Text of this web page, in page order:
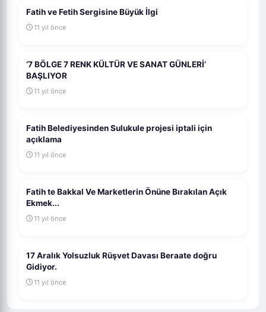
Fatih ve Fetih Sergisine Büyük İlgi
11 yıl önce
‘7 BÖLGE 7 RENK KÜLTÜR VE SANAT GÜNLERİ’
BAŞLIYOR
11 yıl önce
Fatih Belediyesinden Sulukule projesi iptali için
açıklama
11 yıl önce
Fatih te Bakkal Ve Marketlerin Önüne Bırakılan Açık
Ekmek...
11 yıl önce
17 Aralık Yolsuzluk Rüşvet Davası Beraate doğru
Gidiyor.
11 yıl önce